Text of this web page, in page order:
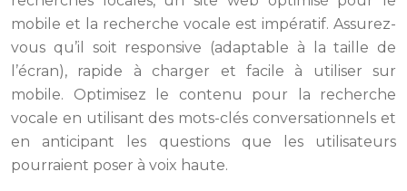
mobile et la recherche vocale est impératif. Assurez-
vous qu’il soit responsive (adaptable à la taille de
l’écran), rapide à charger et facile à utiliser sur
mobile. Optimisez le contenu pour la recherche
vocale en utilisant des mots-clés conversationnels et
en anticipant les questions que les utilisateurs
pourraient poser à voix haute.